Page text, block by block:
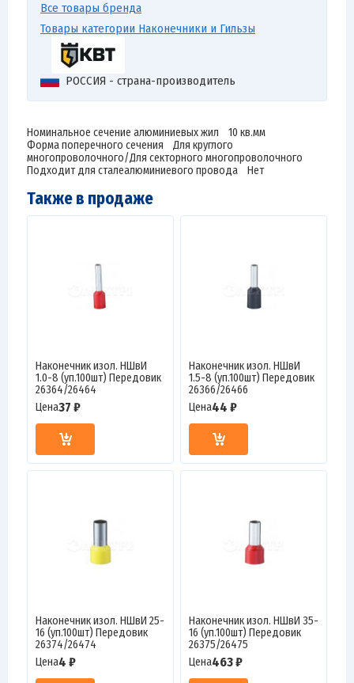
Все товары бренда
Товары категории Наконечники и Гильзы
РОССИЯ - страна-производитель
Номинальное сечение алюминиевых жил 10 кв.мм
Форма поперечного сечения Для круглого
многопроволочного/Для секторного многопроволочного
Подходит для сталеалюминиевого провода Нет
Также в продаже
Наконечник изол. НШвИ
1.0-8 (уп.100шт) Передовик
26364/26464
Цена37 ₽
Наконечник изол. НШвИ
1.5-8 (уп.100шт) Передовик
26366/26466
Цена44 ₽
Наконечник изол. НШвИ 25-
16 (уп.100шт) Передовик
26374/26474
Цена4 ₽
Наконечник изол. НШвИ 35-
16 (уп.100шт) Передовик
26375/26475
Цена463 ₽